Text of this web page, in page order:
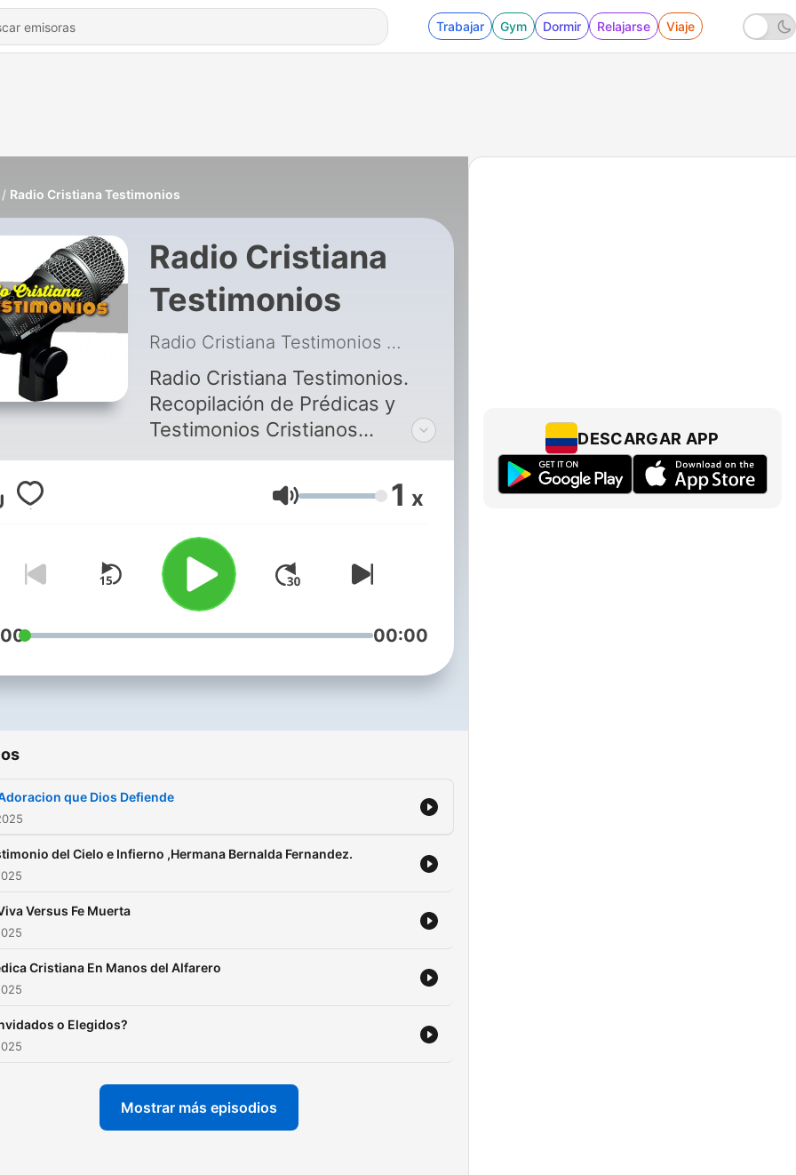
Trabajar Gym Dormir Relajarse Viaje
Radio Cristiana Testimonios
Radio Cristiana
Testimonios
Radio Cristiana Testimonios |
Radio Cristiana Testimonios.
Recopilación de Prédicas y
Testimonios Cristianos
Impactantes narrados por
personas alcanzadas por el
toque de Dios... Volumen 1 x
00:00
que Dios Defiende
del Cielo e Infierno ,Hermana Bernalda Fernandez.
Versus Fe Muerta
Cristiana En Manos del Alfarero
o Elegidos?
Mostrar más episodios
DESCARGAR APP